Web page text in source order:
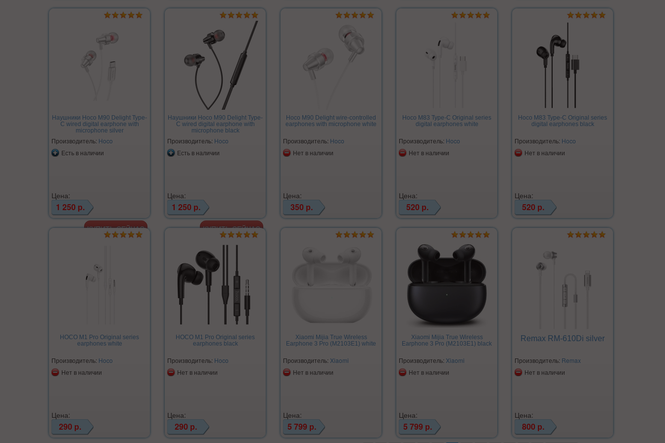
Наушники Hoco M90 Delight Type-
C wired digital earphone with
microphone silver
Производитель: Hoco
Есть в наличии
Цена:
1 250 р.
Наушники Hoco M90 Delight Type-
C wired digital earphone with
microphone black
Производитель: Hoco
Есть в наличии
Цена:
1 250 р.
Hoco M90 Delight wire-controlled
earphones with microphone white
Производитель: Hoco
Нет в наличии
Цена:
350 р.
Hoco M83 Type-C Original series
digital earphones white
Производитель: Hoco
Нет в наличии
Цена:
520 р.
Hoco M83 Type-C Original series
digital earphones black
Производитель: Hoco
Нет в наличии
Цена:
520 р.
HOCO M1 Pro Original series
earphones white
Производитель: Hoco
Нет в наличии
Цена:
290 р.
HOCO M1 Pro Original series
earphones black
Производитель: Hoco
Нет в наличии
Цена:
290 р.
Xiaomi Mijia True Wireless
Earphone 3 Pro (M2103E1) white
Производитель: Xiaomi
Нет в наличии
Цена:
5 799 р.
Xiaomi Mijia True Wireless
Earphone 3 Pro (M2103E1) black
Производитель: Xiaomi
Нет в наличии
Цена:
5 799 р.
Remax RM-610Di silver
Производитель: Remax
Нет в наличии
Цена:
800 р.